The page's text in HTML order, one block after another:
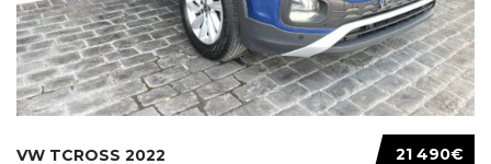
21 490€
VW TCROSS 2022